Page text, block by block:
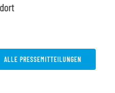
ALLE PRESSEMITTEILUNGEN